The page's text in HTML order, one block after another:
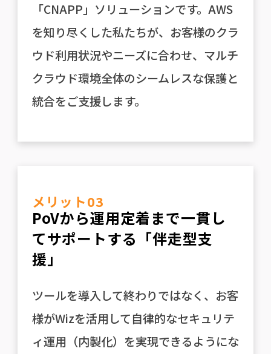
「CNAPP」ソリューションです。AWS
を知り尽くした私たちが、お客様のクラ
ウド利用状況やニーズに合わせ、マルチ
クラウド環境全体のシームレスな保護と
統合をご支援します。
メリット03
PoVから運用定着まで一貫し
てサポートする「伴走型支
援」
ツールを導入して終わりではなく、お客
様がWizを活用して自律的なセキュリテ
ィ運用（内製化）を実現できるようにな